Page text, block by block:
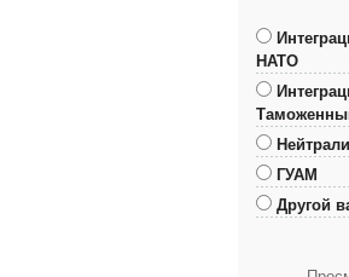
НАТО
ГУАМ
Другой